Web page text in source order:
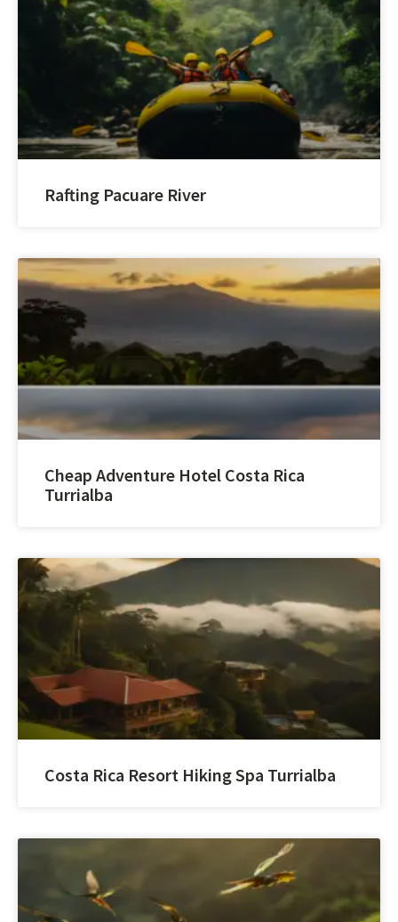
Rafting Pacuare River
Cheap Adventure Hotel Costa Rica
Turrialba
Costa Rica Resort Hiking Spa Turrialba